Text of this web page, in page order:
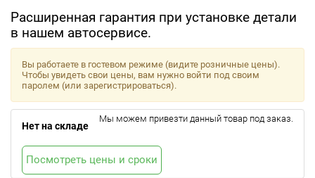
Расширенная гарантия при установке детали
в нашем автосервисе.
Вы работаете в гостевом режиме (видите розничные цены).
Чтобы увидеть свои цены, вам нужно войти под своим
паролем (или зарегистрироваться).
Нет на складе
Мы можем привезти данный товар под заказ.
Посмотреть цены и сроки